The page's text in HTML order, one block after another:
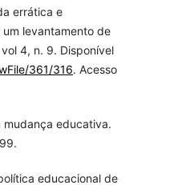
errática e
levantamento de
4, n. 9. Disponível
361/316. Acesso
mudança educativa.
educacional de